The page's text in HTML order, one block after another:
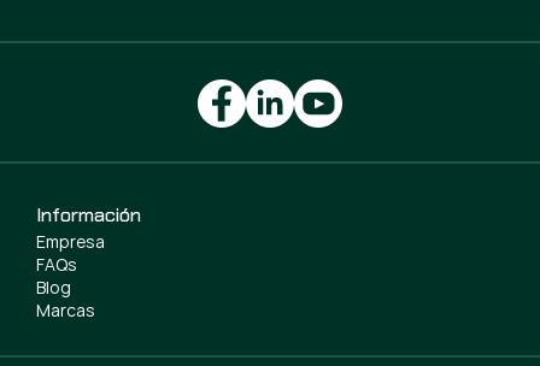
Información
Empresa
FAQs
Blog
Marcas